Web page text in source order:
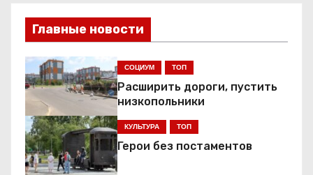
в
и
г
а
ц
и
Главные новости
СОЦИУМ ТОП
Расширить дороги, пустить
низкопольники
КУЛЬТУРА ТОП
Герои без постаментов